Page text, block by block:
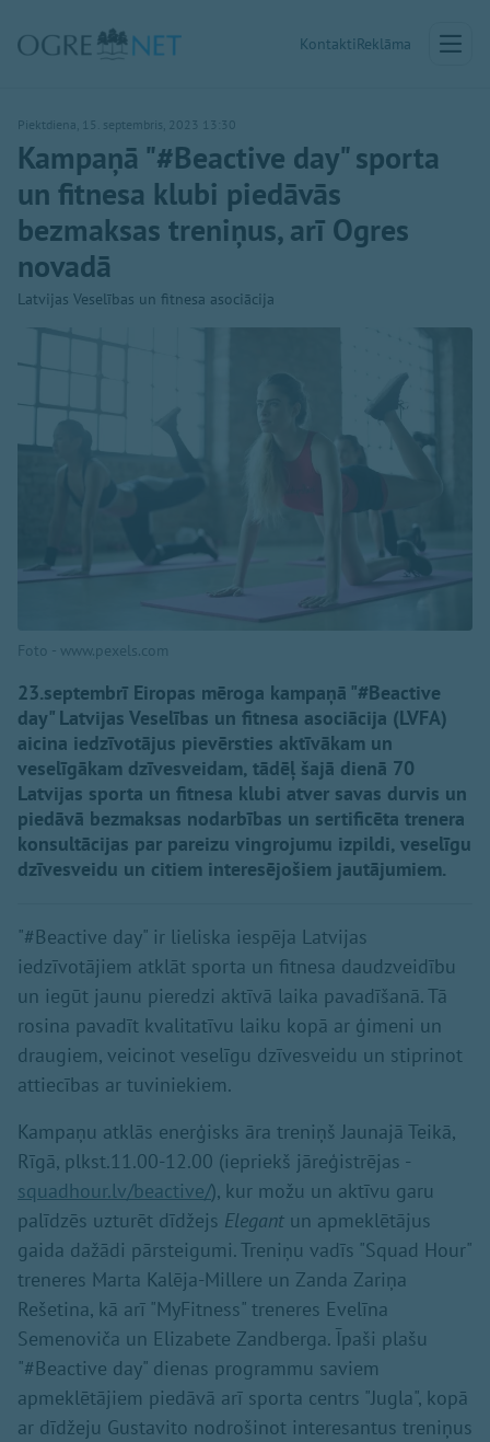
KontaktiReklāma
Piektdiena, 15. septembris, 2023 13:30
Kampaņā "#Beactive day" sporta
un fitnesa klubi piedāvās
bezmaksas treniņus, arī Ogres
novadā
Latvijas Veselības un fitnesa asociācija
Foto - www.pexels.com
23.septembrī Eiropas mēroga kampaņā "#Beactive
day" Latvijas Veselības un fitnesa asociācija (LVFA)
aicina iedzīvotājus pievērsties aktīvākam un
veselīgākam dzīvesveidam, tādēļ šajā dienā 70
Latvijas sporta un fitnesa klubi atver savas durvis un
piedāvā bezmaksas nodarbības un sertificēta trenera
konsultācijas par pareizu vingrojumu izpildi, veselīgu
dzīvesveidu un citiem interesējošiem jautājumiem.
"#Beactive day" ir lieliska iespēja Latvijas
iedzīvotājiem atklāt sporta un fitnesa daudzveidību
un iegūt jaunu pieredzi aktīvā laika pavadīšanā. Tā
rosina pavadīt kvalitatīvu laiku kopā ar ģimeni un
draugiem, veicinot veselīgu dzīvesveidu un stiprinot
attiecības ar tuviniekiem.
Kampaņu atklās enerģisks āra treniņš Jaunajā Teikā,
Rīgā, plkst.11.00-12.00 (iepriekš jāreģistrējas -
squadhour.lv/beactive/), kur možu un aktīvu garu
palīdzēs uzturēt dīdžejs Elegant un apmeklētājus
gaida dažādi pārsteigumi. Treniņu vadīs "Squad Hour"
treneres Marta Kalēja-Millere un Zanda Zariņa
Rešetina, kā arī "MyFitness" treneres Evelīna
Semenoviča un Elizabete Zandberga. Īpaši plašu
"#Beactive day" dienas programmu saviem
apmeklētājiem piedāvā arī sporta centrs "Jugla", kopā
ar dīdžeju Gustavito nodrošinot interesantus treniņus